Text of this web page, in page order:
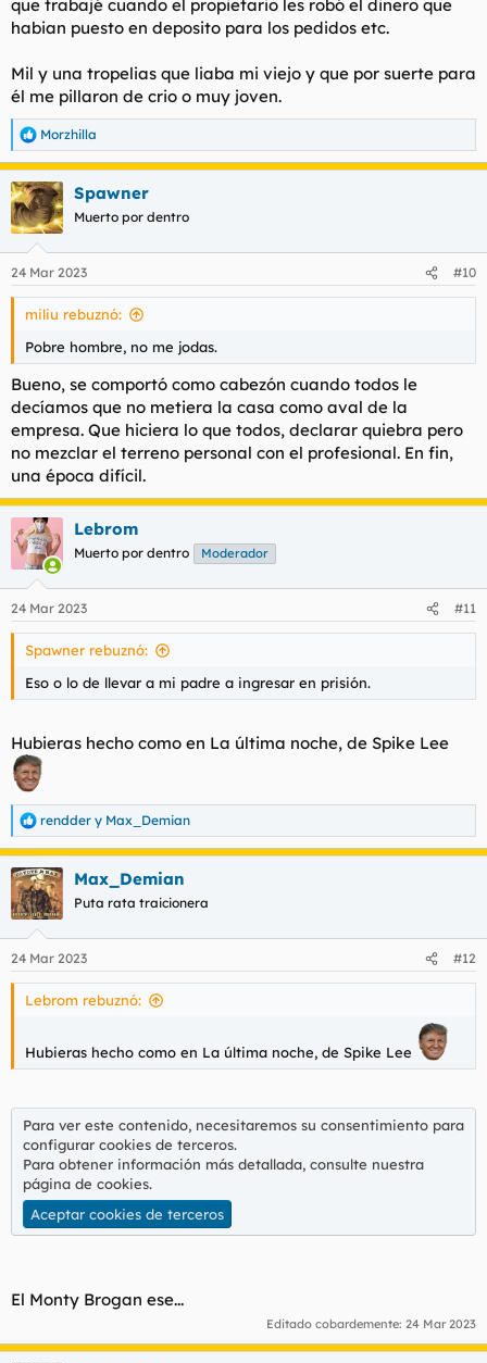
que trabajé cuando el propietario les robó el dinero que
habian puesto en deposito para los pedidos etc.
Mil y una tropelias que liaba mi viejo y que por suerte para
él me pillaron de crio o muy joven.
R
e
a
c
c
i
e
s
Morzhilla
Spawner
Muerto por dentro
24 Mar 2023 #10
miliu rebuznó:
Pobre hombre, no me jodas.
Bueno, se comportó como cabezón cuando todos le
decíamos que no metiera la casa como aval de la
empresa. Que hiciera lo que todos, declarar quiebra pero
no mezclar el terreno personal con el profesional. En fin,
una época difícil.
Lebrom
Muerto por dentro Moderador
24 Mar 2023 #11
Spawner rebuznó:
Eso o lo de llevar a mi padre a ingresar en prisión.
Hubieras hecho como en La última noche, de Spike Lee
R
e
a
c
c
i
e
s
rendder y Max_Demian
Max_Demian
Puta rata traicionera
24 Mar 2023 #12
Lebrom rebuznó:
Hubieras hecho como en La última noche, de Spike Lee
Para ver este contenido, necesitaremos su consentimiento para
configurar cookies de terceros.
Para obtener información más detallada, consulte nuestra
página de cookies.
Aceptar cookies de terceros
El Monty Brogan ese...
Editado cobardemente: 24 Mar 2023